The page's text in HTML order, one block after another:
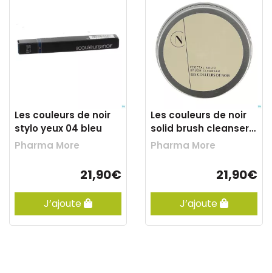
Les couleurs de noir
stylo yeux 04 bleu
Pharma More
21,90€
J’ajoute
Les couleurs de noir
solid brush cleanser
100g
Pharma More
21,90€
J’ajoute